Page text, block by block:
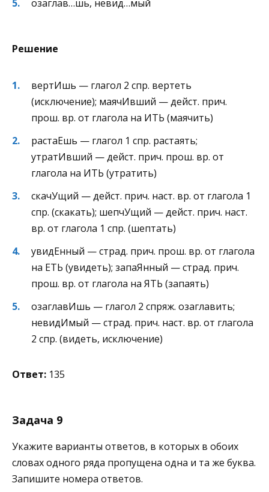
озаглав…шь, невид…мый
Решение
вертИшь — глагол 2 спр. вертеть
(исключение); маячИвший — дейст. прич.
прош. вр. от глагола на ИТЬ (маячить)
растаЕшь — глагол 1 спр. растаять;
утратИвший — дейст. прич. прош. вр. от
глагола на ИТЬ (утратить)
скачУщий — дейст. прич. наст. вр. от глагола 1
спр. (скакать); шепчУщий — дейст. прич. наст.
вр. от глагола 1 спр. (шептать)
увидЕнный — страд. прич. прош. вр. от глагола
на ЕТЬ (увидеть); запаЯнный — страд. прич.
прош. вр. от глагола на ЯТЬ (запаять)
озаглавИшь — глагол 2 спряж. озаглавить;
невидИмый — страд. прич. наст. вр. от глагола
2 спр. (видеть, исключение)
Ответ: 135
Задача 9
Укажите варианты ответов, в которых в обоих
словах одного ряда пропущена одна и та же буква.
Запишите номера ответов.